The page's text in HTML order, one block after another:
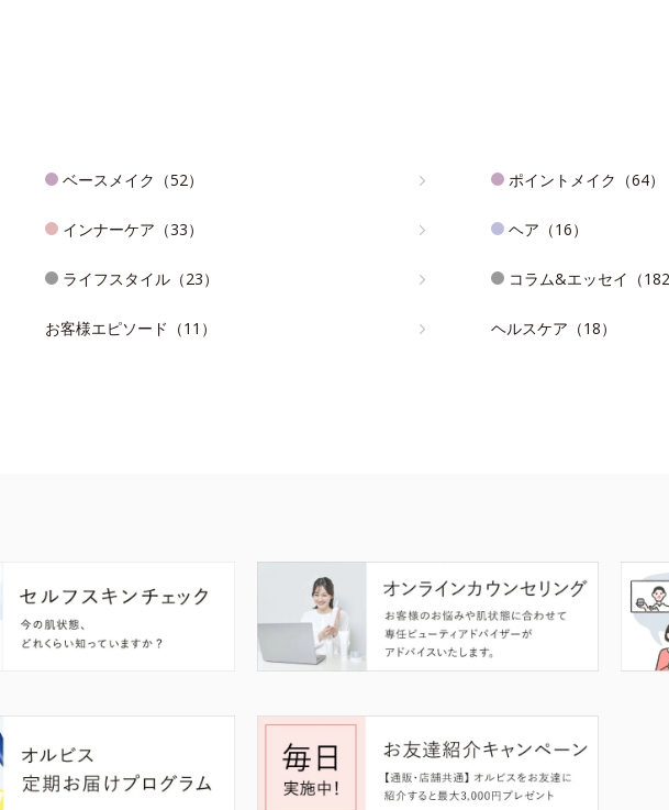
ベースメイク（52） ポイントメイク（64）
インナーケア（33） ヘア（16）
ライフスタイル（23） コラム&エッセイ（182
お客様エピソード（11） ヘルスケア（18）